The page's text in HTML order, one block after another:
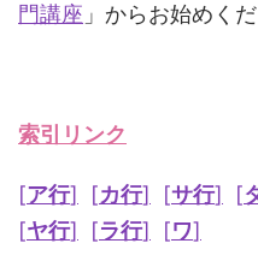
門講座 」からお始めくだ
索引リンク
[ア行] [カ行] [サ行] [
[ヤ行] [ラ行] [ワ]